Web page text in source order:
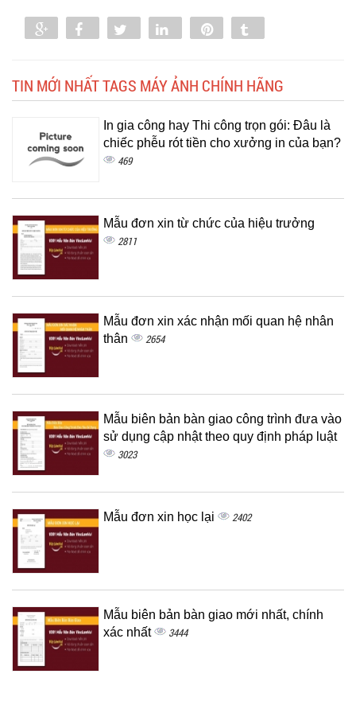
Share Share Tweet Share
TIN MỚI NHẤT TAGS MÁY ẢNH CHÍNH HÃNG
In gia công hay Thi công trọn gói: Đâu là
chiếc phễu rót tiền cho xưởng in của bạn?
469
Mẫu đơn xin từ chức của hiệu trưởng
2811
Mẫu đơn xin xác nhận mối quan hệ nhân
thân
2654
Mẫu biên bản bàn giao công trình đưa vào
sử dụng cập nhật theo quy định pháp luật
3023
Mẫu đơn xin học lại 2402
Mẫu biên bản bàn giao mới nhất, chính
xác nhất
3444